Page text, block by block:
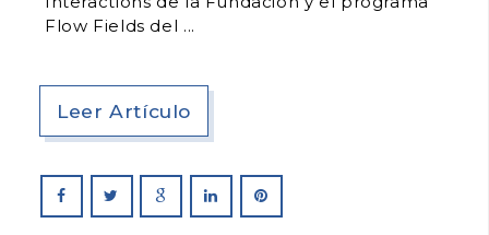
Flow Fields del
Leer Artículo